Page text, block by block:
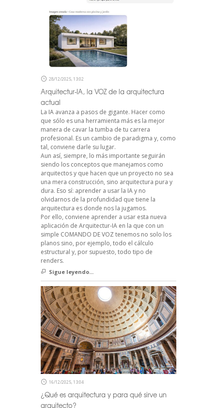
28/12/2025, 13:02
Arquitectur-IA, la VOZ de la arquitectura
actual
La IA avanza a pasos de gigante. Hacer como
que sólo es una herramienta más es la mejor
manera de cavar la tumba de tu carrera
profesional. Es un cambio de paradigma y, como
tal, conviene darle su lugar.
Aun así, siempre, lo más importante seguirán
siendo los conceptos que manejamos como
arquitectos y que hacen que un proyecto no sea
una mera construcción, sino arquitectura pura y
dura. Eso sí: aprender a usar la IA y no
olvidarnos de la profundidad que tiene la
arquitectura es donde nos la jugamos.
Por ello, conviene aprender a usar esta nueva
aplicación de Arquitectur-IA en la que con un
simple COMANDO DE VOZ tenemos no solo los
planos sino, por ejemplo, todo el cálculo
estructural y, por supuesto, todo tipo de
renders.
Sigue leyendo...
16/12/2025, 13:04
¿Qué es arquitectura y para qué sirve un
arquitecto?